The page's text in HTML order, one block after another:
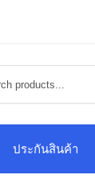
ประกันสินค้า